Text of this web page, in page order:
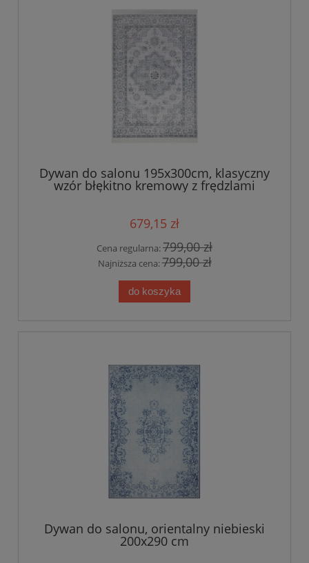
Dywan do salonu 195x300cm, klasyczny
wzór błękitno kremowy z frędzlami
Nouristan Antique Heriz
679,15 zł
Cena regularna:799,00 zł
Najniższa cena:799,00 zł
do koszyka
Dywan do salonu, orientalny niebieski
200x290 cm